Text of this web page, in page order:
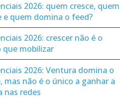
2026: quem cresce, quem
e quem domina o feed?
2026: crescer não é o
que mobilizar
2026: Ventura domina o
mas não é o único a ganhar a
nas redes